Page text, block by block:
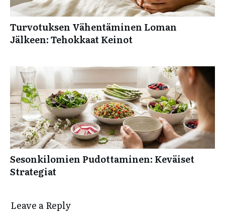
Turvotuksen Vähentäminen Loman
Jälkeen: Tehokkaat Keinot
Sesonkilomien Pudottaminen: Keväiset
Strategiat
Leave a Reply